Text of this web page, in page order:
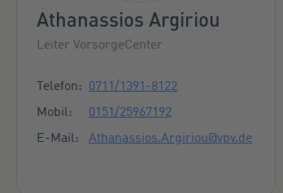
Athanassios Argiriou
Leiter VorsorgeCenter
Kontaktmöglichkeiten
Telefon: 0711/1391-8122
Mobil:
0151/25967192
E-Mail:
Athanassios.Argiriou@vpv.de